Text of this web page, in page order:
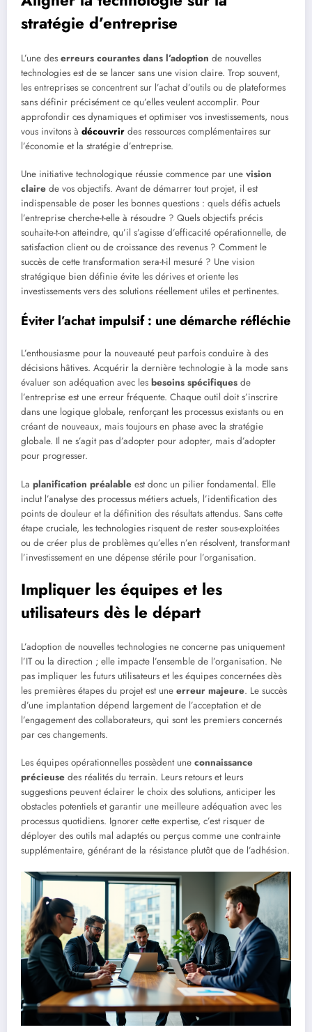
stratégie d’entreprise
L’une des erreurs courantes dans l’adoption de nouvelles
technologies est de se lancer sans une vision claire. Trop souvent,
les entreprises se concentrent sur l’achat d’outils ou de plateformes
sans définir précisément ce qu’elles veulent accomplir. Pour
approfondir ces dynamiques et optimiser vos investissements, nous
vous invitons à découvrir des ressources complémentaires sur
l’économie et la stratégie d’entreprise.
Une initiative technologique réussie commence par une vision
claire de vos objectifs. Avant de démarrer tout projet, il est
indispensable de poser les bonnes questions : quels défis actuels
l’entreprise cherche-t-elle à résoudre ? Quels objectifs précis
souhaite-t-on atteindre, qu’il s’agisse d’efficacité opérationnelle, de
satisfaction client ou de croissance des revenus ? Comment le
succès de cette transformation sera-t-il mesuré ? Une vision
stratégique bien définie évite les dérives et oriente les
investissements vers des solutions réellement utiles et pertinentes.
Éviter l’achat impulsif : une démarche réfléchie
L’enthousiasme pour la nouveauté peut parfois conduire à des
décisions hâtives. Acquérir la dernière technologie à la mode sans
évaluer son adéquation avec les besoins spécifiques de
l’entreprise est une erreur fréquente. Chaque outil doit s’inscrire
dans une logique globale, renforçant les processus existants ou en
créant de nouveaux, mais toujours en phase avec la stratégie
globale. Il ne s’agit pas d’adopter pour adopter, mais d’adopter
pour progresser.
La planification préalable est donc un pilier fondamental. Elle
inclut l’analyse des processus métiers actuels, l’identification des
points de douleur et la définition des résultats attendus. Sans cette
étape cruciale, les technologies risquent de rester sous-exploitées
ou de créer plus de problèmes qu’elles n’en résolvent, transformant
l’investissement en une dépense stérile pour l’organisation.
Impliquer les équipes et les
utilisateurs dès le départ
L’adoption de nouvelles technologies ne concerne pas uniquement
l’IT ou la direction ; elle impacte l’ensemble de l’organisation. Ne
pas impliquer les futurs utilisateurs et les équipes concernées dès
les premières étapes du projet est une erreur majeure. Le succès
d’une implantation dépend largement de l’acceptation et de
l’engagement des collaborateurs, qui sont les premiers concernés
par ces changements.
Les équipes opérationnelles possèdent une connaissance
précieuse des réalités du terrain. Leurs retours et leurs
suggestions peuvent éclairer le choix des solutions, anticiper les
obstacles potentiels et garantir une meilleure adéquation avec les
processus quotidiens. Ignorer cette expertise, c’est risquer de
déployer des outils mal adaptés ou perçus comme une contrainte
supplémentaire, générant de la résistance plutôt que de l’adhésion.